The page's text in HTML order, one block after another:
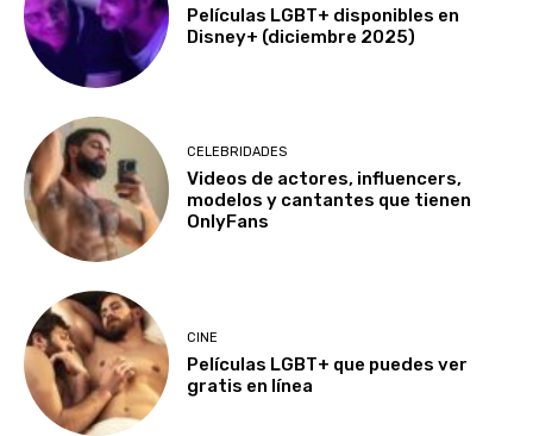
Películas LGBT+ disponibles en
Disney+ (diciembre 2025)
CELEBRIDADES
Videos de actores, influencers,
modelos y cantantes que tienen
OnlyFans
CINE
Películas LGBT+ que puedes ver
gratis en línea